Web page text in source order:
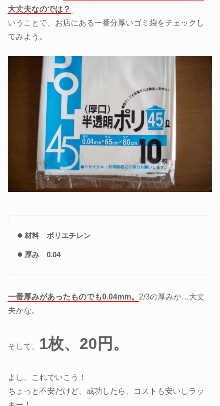
大丈夫なのでは？
いうことで、お店にある一番分厚いゴミ袋をチェックし
てみよう。
材料 ボリエチレン
厚み 0.04
一番厚みがあったものでも0.04mm。 2/3の厚みか…大丈
夫かな。
そして、 1枚、20円。
よし、これでいこう！
ちょっと不安だけど、成功したら、コストも安いしラッ